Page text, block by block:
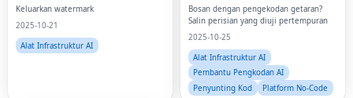
Keluarkan watermark
2025-10-21
Alat Infrastruktur AI
Bosan dengan pengekodan getaran?
Salin perisian yang diuji pertempuran
2025-10-25
Alat Infrastruktur AI
Pembantu Pengkodan AI
Penyunting Kod
Platform No-Code